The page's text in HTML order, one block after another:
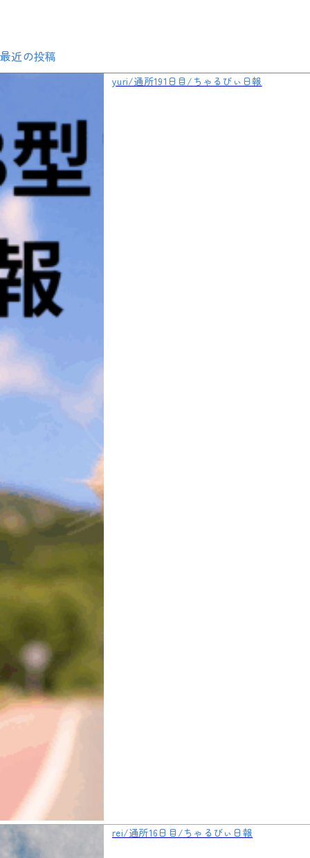
最近の投稿
yuri/通所191日目/ちゃるびぃ日報
rei/通所16日目/ちゃるびぃ日報